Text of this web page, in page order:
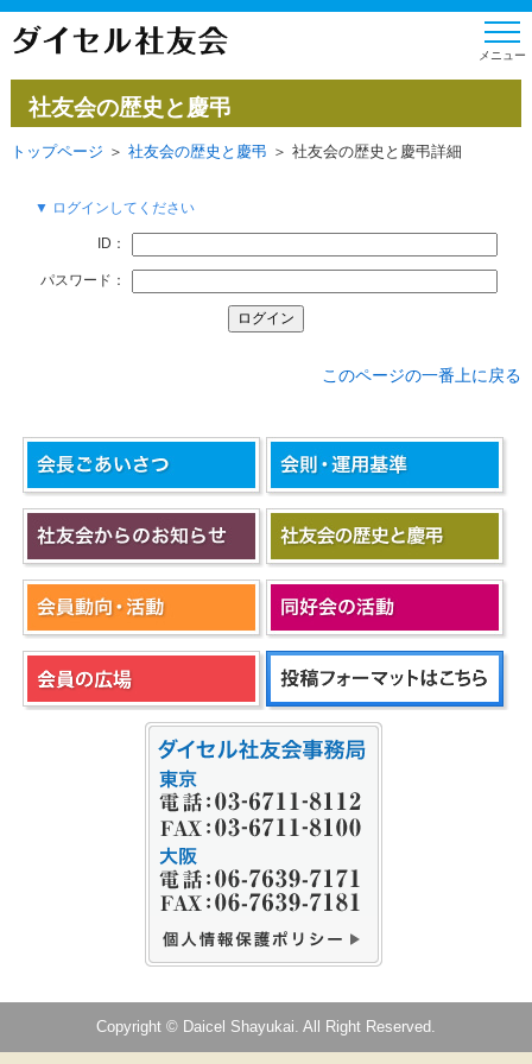
社友会の歴史と慶弔
トップページ ＞ 社友会の歴史と慶弔 ＞ 社友会の歴史と慶弔詳細
▼ ログインしてください
ID：
パスワード：
このページの一番上に戻る
Copyright © Daicel Shayukai. All Right Reserved.